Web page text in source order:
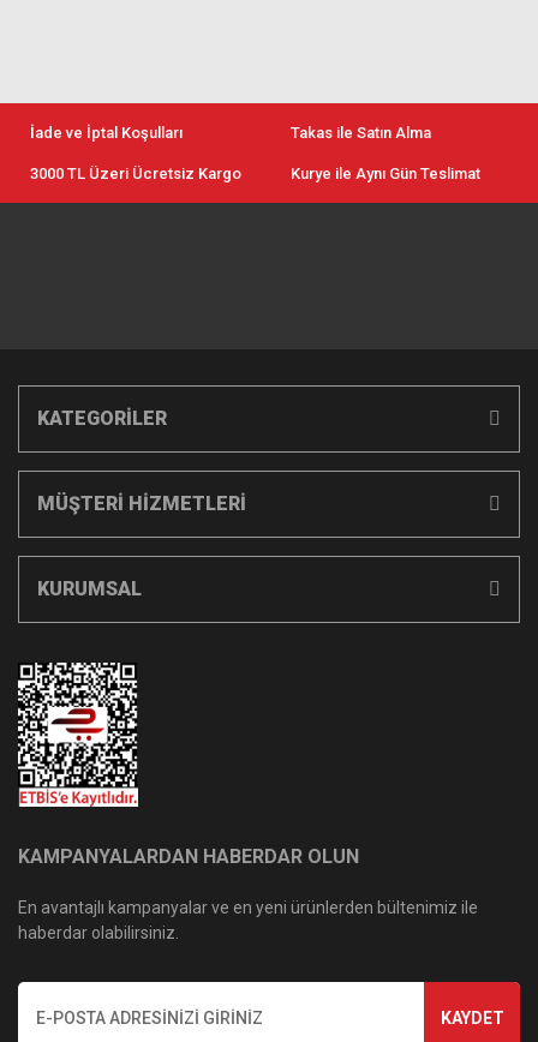
İade ve İptal Koşulları Takas ile Satın Alma
3000 TL Üzeri Ücretsiz Kargo Kurye ile Aynı Gün Teslimat
KATEGORİLER
MÜŞTERİ HİZMETLERİ
KURUMSAL
KAMPANYALARDAN HABERDAR OLUN
En avantajlı kampanyalar ve en yeni ürünlerden bültenimiz ile
haberdar olabilirsiniz.
KAYDET